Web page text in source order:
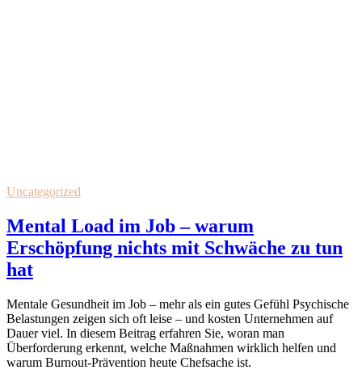
Uncategorized
Mental Load im Job – warum
Erschöpfung nichts mit Schwäche zu tun
hat
Mentale Gesundheit im Job – mehr als ein gutes Gefühl Psychische
Belastungen zeigen sich oft leise – und kosten Unternehmen auf
Dauer viel. In diesem Beitrag erfahren Sie, woran man
Überforderung erkennt, welche Maßnahmen wirklich helfen und
warum Burnout-Prävention heute Chefsache ist.